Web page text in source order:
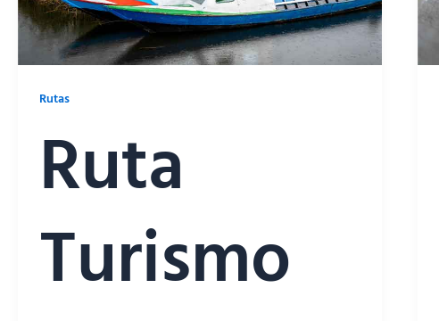
Rutas
Ruta
Turismo